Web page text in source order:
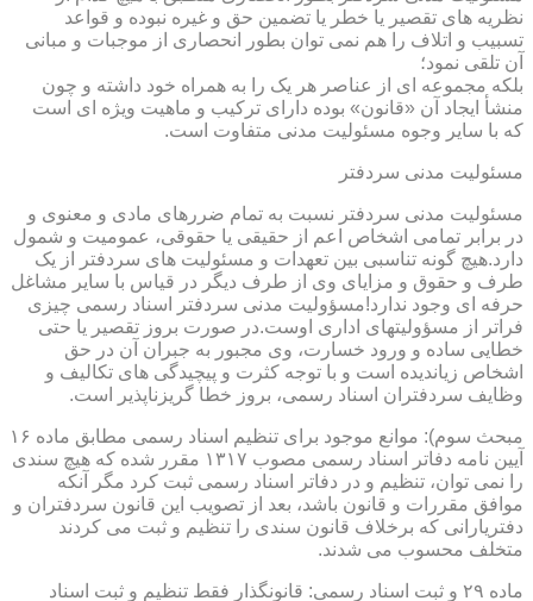
نظریه های تقصیر یا خطر یا تضمین حق و غیره نبوده و قواعد
تسبیب و اتلاف را هم نمی توان بطور انحصاری از موجبات و مبانی
آن تلقی نمود؛
بلکه مجموعه ای از عناصر هر یک را به همراه خود داشته و چون
منشأ ایجاد آن «قانون» بوده دارای ترکیب و ماهیت ویژه ای است
که با سایر وجوه مسئولیت مدنی متفاوت است.
مسئولیت مدنی سردفتر
مسئولیت مدنی سردفتر نسبت به تمام ضررهای مادی و معنوی و
در برابر تمامی اشخاص اعم از حقیقی یا حقوقی، عمومیت و شمول
دارد.هیچ گونه تناسبی بین تعهدات و مسئولیت های سردفتر از یک
طرف و حقوق و مزایای وی از طرف دیگر در قیاس با سایر مشاغل
حرفه ای وجود ندارد!مسؤولیت مدنی سردفتر اسناد رسمی چیزی
فراتر از مسؤولیتهای اداری اوست.در صورت بروز تقصیر یا حتی
خطایی ساده و ورود خسارت، وی مجبور به جبران آن در حق
اشخاص زیاندیده است و با توجه کثرت و پیچیدگی های تکالیف و
وظایف سردفتران اسناد رسمی، بروز خطا گریزناپذیر است.
مبحث سوم): موانع موجود برای تنظیم اسناد رسمی مطابق ماده ۱۶
آیین نامه دفاتر اسناد رسمی مصوب ۱۳۱۷ مقرر شده که هیچ سندی
را نمی توان، تنظیم و در دفاتر اسناد رسمی ثبت کرد مگر آنکه
موافق مقررات و قانون باشد، بعد از تصویب این قانون سردفتران و
دفتریارانی که برخلاف قانون سندی را تنظیم و ثبت می کردند
متخلف محسوب می شدند.
ماده ۲۹ و ثبت اسناد رسمی: قانونگذار فقط تنظیم و ثبت اسناد